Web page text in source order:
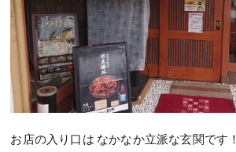
お店の入り口は なかなか立派な玄関です！